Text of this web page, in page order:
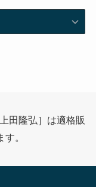
田隆弘］は適格販
。